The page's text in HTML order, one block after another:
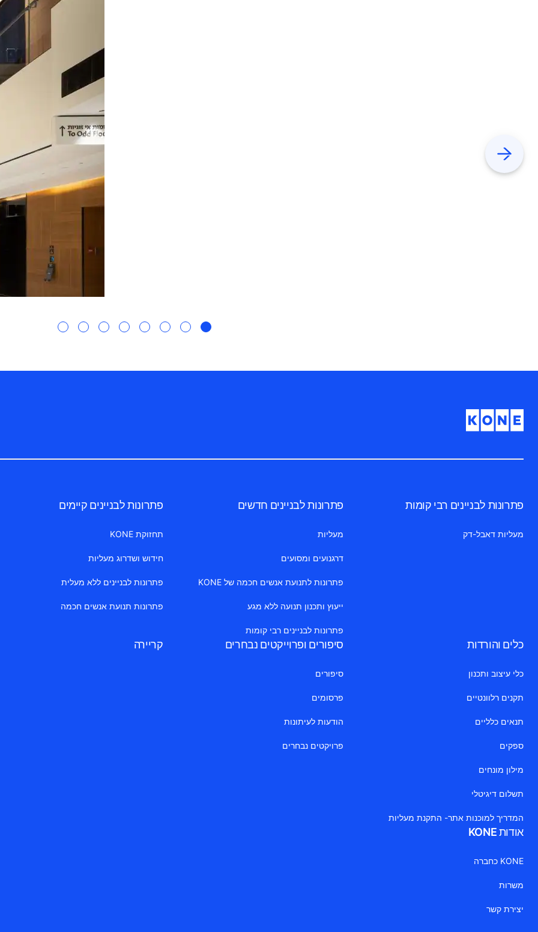
פתרונות לבניינים רבי קומות
מעליות דאבל-דק
פתרונות לבניינים חדשים
מעליות
דרגנועים ומסועים
פתרונות לתנועת אנשים חכמה של KONE
ייעוץ ותכנון תנועה ללא מגע
פתרונות לבניינים רבי קומות
פתרונות לבניינים קיימים
תחזוקת KONE
חידוש ושדרוג מעליות
פתרונות לבניינים ללא מעלית
פתרונות תנועת אנשים חכמה
כלים והורדות
כלי עיצוב ותכנון
תקנים רלוונטיים
תנאים כלליים
ספקים
מילון מונחים
תשלום דיגיטלי
המדריך למוכנות אתר- התקנת מעליות
סיפורים ופרוייקטים נבחרים
סיפורים
פרסומים
הודעות לעיתונות
פרויקטים נבחרים
קריירה
אודות KONE
KONE כחברה
משרות
יצירת קשר